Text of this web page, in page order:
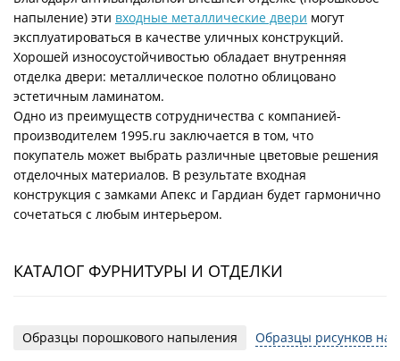
напыление) эти входные металлические двери могут
эксплуатироваться в качестве уличных конструкций.
Хорошей износоустойчивостью обладает внутренняя
отделка двери: металлическое полотно облицовано
эстетичным ламинатом.
Одно из преимуществ сотрудничества с компанией-
производителем 1995.ru заключается в том, что
покупатель может выбрать различные цветовые решения
отделочных материалов. В результате входная
конструкция с замками Апекс и Гардиан будет гармонично
сочетаться с любым интерьером.
КАТАЛОГ ФУРНИТУРЫ И ОТДЕЛКИ
Образцы порошкового напыления Образцы рисунков на